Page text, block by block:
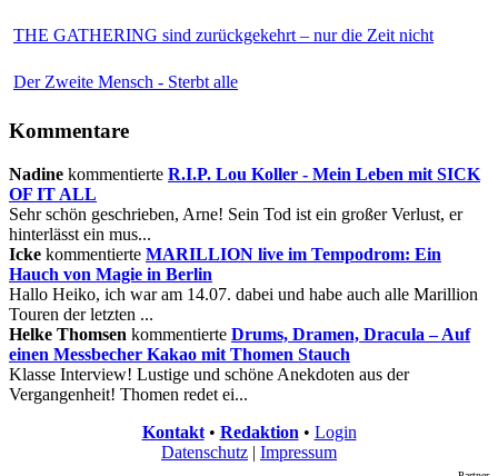
THE GATHERING sind zurückgekehrt – nur die Zeit nicht
Der Zweite Mensch - Sterbt alle
Kommentare
Nadine kommentierte R.I.P. Lou Koller - Mein Leben mit SICK
OF IT ALL
Sehr schön geschrieben, Arne! Sein Tod ist ein großer Verlust, er
hinterlässt ein mus...
Icke kommentierte MARILLION live im Tempodrom: Ein
Hauch von Magie in Berlin
Hallo Heiko, ich war am 14.07. dabei und habe auch alle Marillion
Touren der letzten ...
Helke Thomsen kommentierte Drums, Dramen, Dracula – Auf
einen Messbecher Kakao mit Thomen Stauch
Klasse Interview! Lustige und schöne Anekdoten aus der
Vergangenheit! Thomen redet ei...
Kontakt• Redaktion • Login
Datenschutz | Impressum